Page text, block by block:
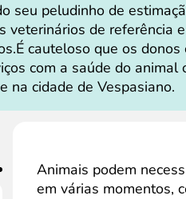
seu peludinho de
veterinários de referência
cauteloso que os
com a saúde do
na cidade de Vespasiano.
Animais podem
em várias momentos,